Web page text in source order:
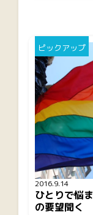
2016.9.14
ピックアップ
ひとりで悩
の要望聞く